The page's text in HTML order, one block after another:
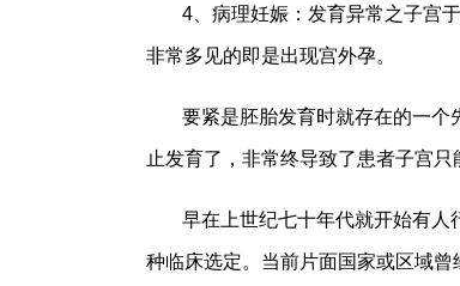
4、病理妊娠：发育异常之子宫
非常多见的即是出现宫外孕。
要紧是胚胎发育时就存在的一个
止发育了，非常终导致了患者子宫
早在上世纪七十年代就开始有人
种临床选定。当前片面国家或区域